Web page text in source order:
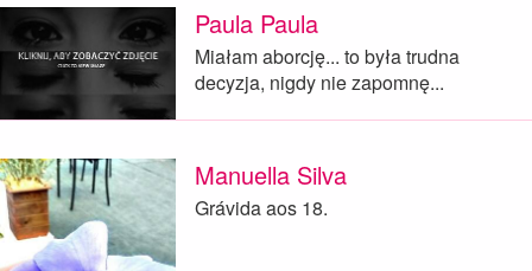
Paula Paula
Miałam aborcję... to była trudna
decyzja, nigdy nie zapomnę...
Manuella Silva
Grávida aos 18.